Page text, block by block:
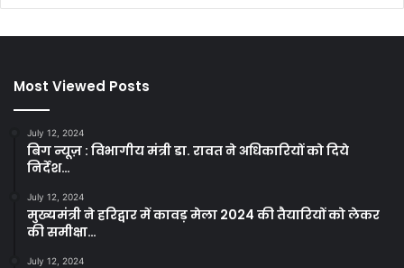
Most Viewed Posts
July 12, 2024
बिग न्यूज़ : विभागीय मंत्री डा. रावत ने अधिकारियों को दिये
निर्देश…
July 12, 2024
मुख्यमंत्री ने हरिद्वार में कावड़ मेला 2024 की तैयारियों को लेकर
की समीक्षा…
July 12, 2024